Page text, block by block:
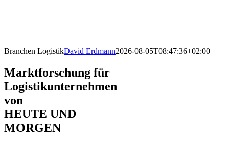
Branchen LogistikDavid Erdmann2026-08-05T08:47:36+02:00
Marktforschung für
Logistikunternehmen
von
HEUTE UND
MORGEN